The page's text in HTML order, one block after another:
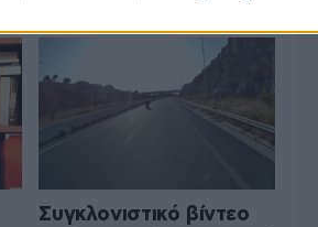
Συγκλονιστικό βίντεο